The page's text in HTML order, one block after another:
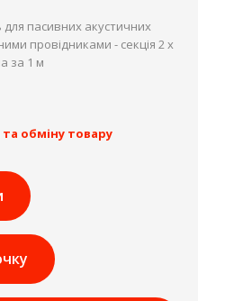
пасивних акустичних
провідниками - секція 2 x
за 1 м
обміну товару